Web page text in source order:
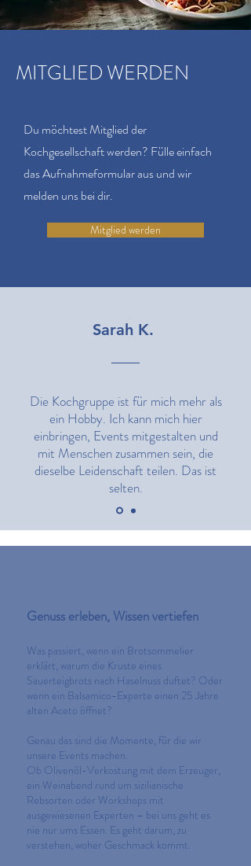
MITGLIED WERDEN
Du möchtest Mitglied der
Kochgesellschaft werden? Fülle einfach
das Aufnahmeformular aus und wir
melden uns bei dir.
Mitglied werden
Sarah K.
Die Kochgruppe ist für mich mehr als
ein Hobby. Ich kann mich hier
einbringen, Events mitgestalten und
mit Menschen zusammen sein, die
dieselbe Leidenschaft teilen. Das ist
selten.
Genuss erleben, Wissen vertiefen
Was passiert, wenn ein Brotsommelier
erklärt, warum die Kruste eines
Sauerteigbrots nach Haselnuss duftet? Oder
wenn ein Balsamico-Experte einen 25 Jahre
alten Aceto öffnet?
Genau das sind die Momente, für die wir
unsere Events machen.
Ob Olivenöl-Verkostung mit dem Erzeuger,
ein Weinabend rund um sizilianische
Rebsorten oder Workshops mit
ausgewiesenen Experten – bei uns geht es
nie nur ums Essen. Es geht darum, zu
verstehen, woher Geschmack kommt.